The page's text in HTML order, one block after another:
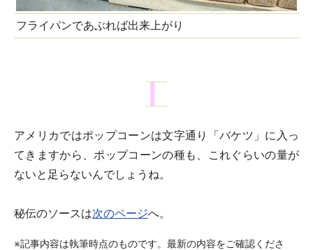
フライパンであぶれば出来上がり
アメリカではポップコーンは文字通り「バケツ」に入っ
てきますから、ポップコーンの種も、これぐらいの量が
ないと足らないんでしょうね。
秘伝のソースは次のページへ。
※記事内容は執筆時点のものです。最新の内容をご確認くださ